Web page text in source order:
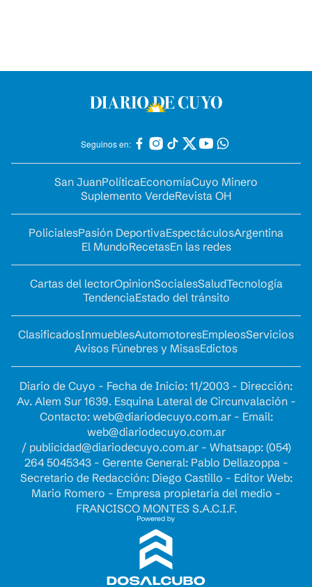
Seguinos en:
San JuanPolíticaEconomíaCuyo Minero
Suplemento VerdeRevista OH
PolicialesPasión DeportivaEspectáculosArgentina
El MundoRecetasEn las redes
Cartas del lectorOpinionSocialesSaludTecnología
TendenciaEstado del tránsito
ClasificadosInmueblesAutomotoresEmpleosServicios
Avisos Fúnebres y MisasEdictos
Diario de Cuyo - Fecha de Inicio: 11/2003 - Dirección:
Av. Alem Sur 1639. Esquina Lateral de Circunvalación -
Contacto: web@diariodecuyo.com.ar- Email:
web@diariodecuyo.com.ar
/ publicidad@diariodecuyo.com.ar- Whatsapp: (054)
264 5045343 - Gerente General: Pablo Dellazoppa -
Secretario de Redacción: Diego Castillo - Editor Web:
Mario Romero - Empresa propietaria del medio -
FRANCISCO MONTES S.A.C.I.F.